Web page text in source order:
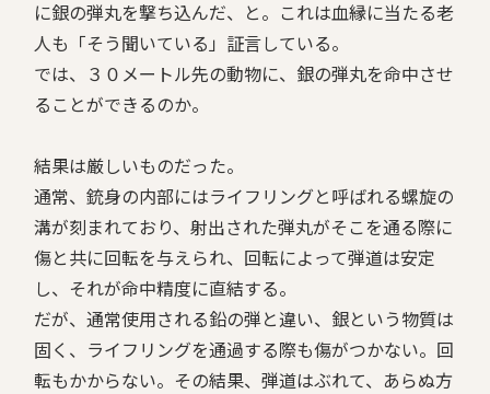
に銀の弾丸を撃ち込んだ、と。これは血縁に当たる老
人も「そう聞いている」証言している。
では、３０メートル先の動物に、銀の弾丸を命中させ
ることができるのか。
結果は厳しいものだった。
通常、銃身の内部にはライフリングと呼ばれる螺旋の
溝が刻まれており、射出された弾丸がそこを通る際に
傷と共に回転を与えられ、回転によって弾道は安定
し、それが命中精度に直結する。
だが、通常使用される鉛の弾と違い、銀という物質は
固く、ライフリングを通過する際も傷がつかない。回
転もかからない。その結果、弾道はぶれて、あらぬ方